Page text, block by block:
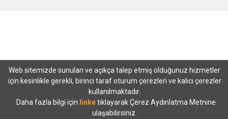
Web sitemizde sunulan ve açıkça talep etmiş olduğunuz hizmetler
için kesinlikle gerekli, birinci taraf oturum çerezleri ve kalıcı çerezler
kullanılmaktadır.
Daha fazla bilgi için linketıklayarak Çerez Aydınlatma Metnine
ulaşabilirsiniz.